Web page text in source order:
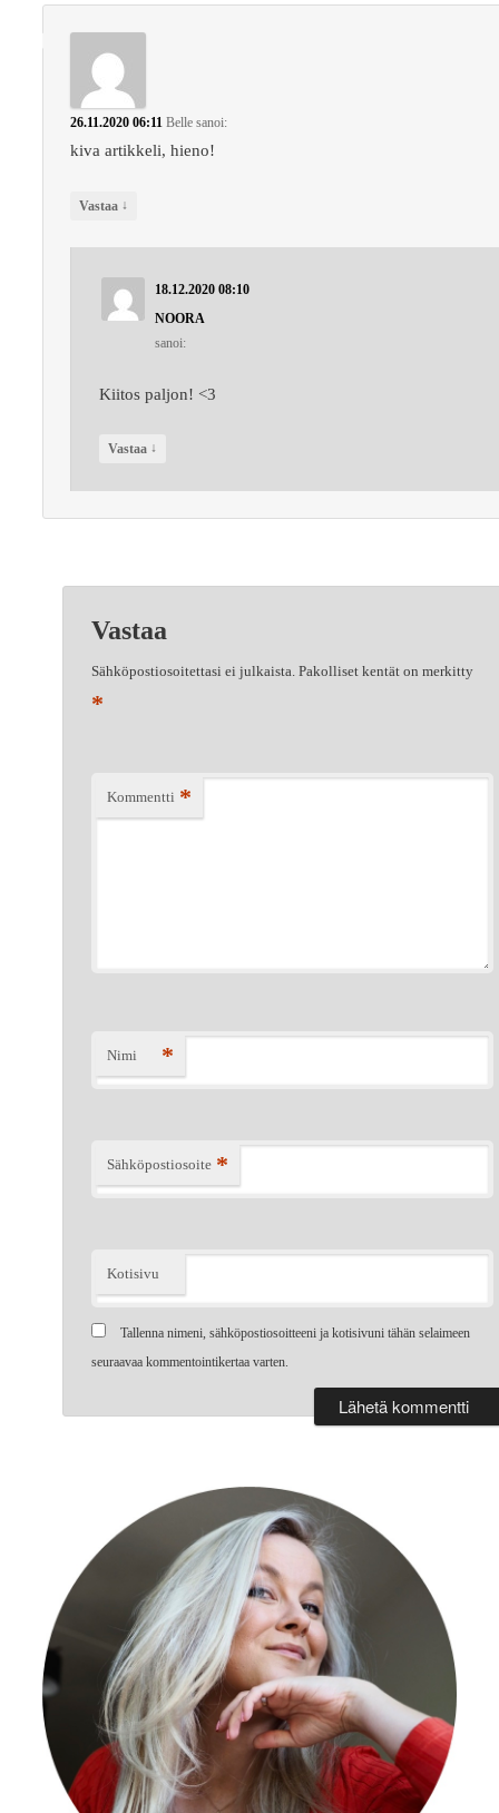
26.11.2020 06:11 Belle sanoi:
kiva artikkeli, hieno!
Vastaa ↓
18.12.2020 08:10
NOORA
sanoi:
Kiitos paljon! <3
Vastaa ↓
Vastaa
Sähköpostiosoitettasi ei julkaista. Pakolliset kentät on merkitty
*
Kommentti *
Nimi *
Sähköpostiosoite *
Kotisivu
Tallenna nimeni, sähköpostiosoitteeni ja kotisivuni tähän selaimeen
seuraavaa kommentointikertaa varten.